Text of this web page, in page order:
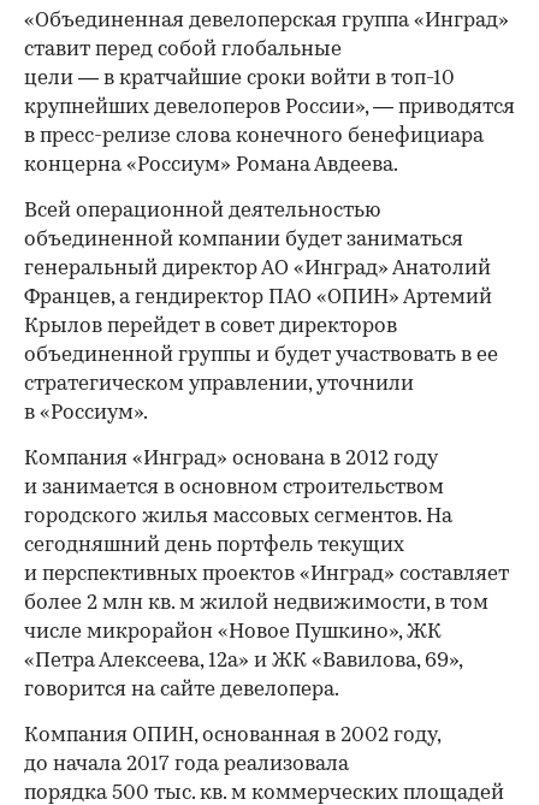
«Объединенная девелоперская группа «Инград»
ставит перед собой глобальные
цели — в кратчайшие сроки войти в топ-10
крупнейших девелоперов России», — приводятся
в пресс-релизе слова конечного бенефициара
концерна «Россиум» Романа Авдеева.
Всей операционной деятельностью
объединенной компании будет заниматься
генеральный директор АО «Инград» Анатолий
Францев, а гендиректор ПАО «ОПИН» Артемий
Крылов перейдет в совет директоров
объединенной группы и будет участвовать в ее
стратегическом управлении, уточнили
в «Россиум».
Компания «Инград» основана в 2012 году
и занимается в основном строительством
городского жилья массовых сегментов. На
сегодняшний день портфель текущих
и перспективных проектов «Инград» составляет
более 2 млн кв. м жилой недвижимости, в том
числе микрорайон «Новое Пушкино», ЖК
«Петра Алексеева, 12а» и ЖК «Вавилова, 69»,
говорится на сайте девелопера.
Компания ОПИН, основанная в 2002 году,
до начала 2017 года реализовала
порядка 500 тыс. кв. м коммерческих площадей